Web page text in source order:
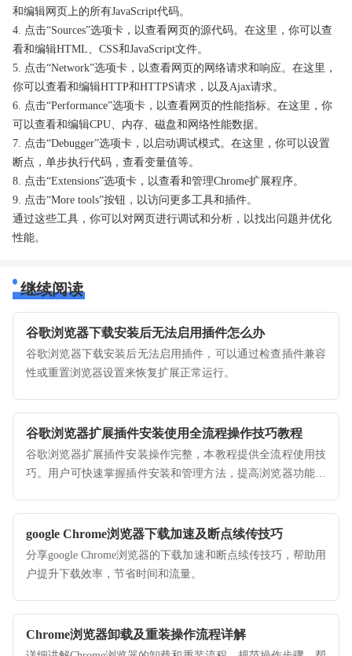
和编辑网页上的所有JavaScript代码。
4. 点击“Sources”选项卡，以查看网页的源代码。在这里，你可以查
看和编辑HTML、CSS和JavaScript文件。
5. 点击“Network”选项卡，以查看网页的网络请求和响应。在这里，
你可以查看和编辑HTTP和HTTPS请求，以及Ajax请求。
6. 点击“Performance”选项卡，以查看网页的性能指标。在这里，你
可以查看和编辑CPU、内存、磁盘和网络性能数据。
7. 点击“Debugger”选项卡，以启动调试模式。在这里，你可以设置
断点，单步执行代码，查看变量值等。
8. 点击“Extensions”选项卡，以查看和管理Chrome扩展程序。
9. 点击“More tools”按钮，以访问更多工具和插件。
通过这些工具，你可以对网页进行调试和分析，以找出问题并优化
性能。
继续阅读
谷歌浏览器下载安装后无法启用插件怎么办
谷歌浏览器下载安装后无法启用插件，可以通过检查插件兼容
性或重置浏览器设置来恢复扩展正常运行。
谷歌浏览器扩展插件安装使用全流程操作技巧教程
谷歌浏览器扩展插件安装操作完整，本教程提供全流程使用技
巧。用户可快速掌握插件安装和管理方法，提高浏览器功能使
google Chrome浏览器下载加速及断点续传技巧
分享google Chrome浏览器的下载加速和断点续传技巧，帮助用
户提升下载效率，节省时间和流量。
Chrome浏览器卸载及重装操作流程详解